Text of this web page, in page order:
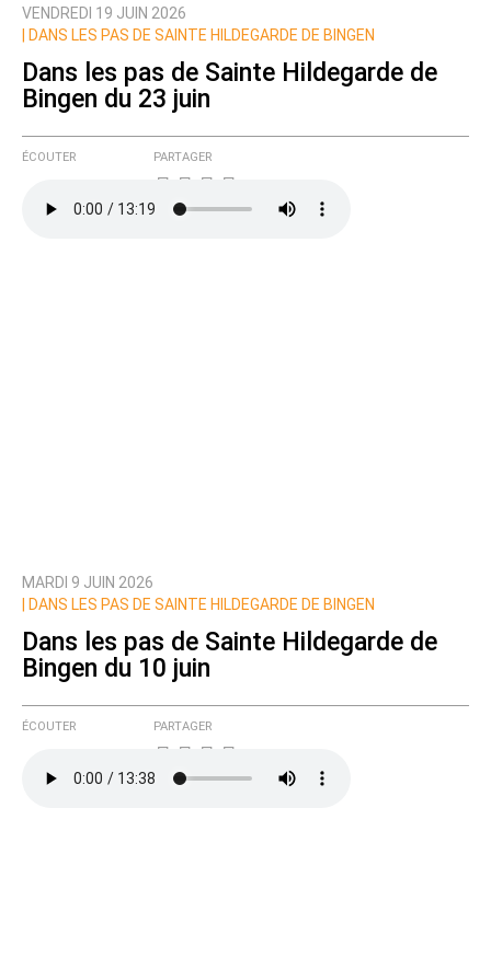
Nom
Courriel (non publié)
Ajoutez votre commentaire ici
Prévenez-moi de tous les nouveaux commentaires
VENDREDI 19 JUIN 2026
DANS LES PAS DE SAINTE HILDEGARDE DE BINGEN
Dans les pas de Sainte Hildegarde de
Bingen du 23 juin
ÉCOUTER PARTAGER
MARDI 9 JUIN 2026
DANS LES PAS DE SAINTE HILDEGARDE DE BINGEN
Dans les pas de Sainte Hildegarde de
Bingen du 10 juin
ÉCOUTER PARTAGER